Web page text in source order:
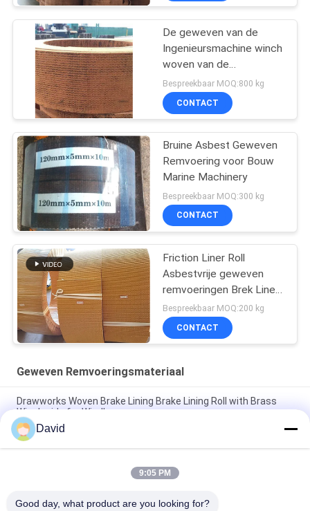
De geweven van de
Ingenieursmachine winch
woven van de
Broodjesvoering Band
van de de Remvoerings
Materiële Rem
Bespreekbaar MOQ:800 kg
CONTACT
Bruine Asbest Geweven
Remvoering voor Bouw
Marine Machinery
Bespreekbaar MOQ:300 kg
CONTACT
Friction Liner Roll
Asbestvrije geweven
remvoeringen Brek Liner
Roll Friction Roll
Bespreekbaar MOQ:200 kg
CONTACT
Geweven Remvoeringsmateriaal
Drawworks Woven Brake Lining Brake Lining Roll with Brass
Wire Inside for Windlass
Verankeringswiel Woven Brake Lining Automotive Brake Lining
Material met Messing
Gepersonaliseerd niet-asbestweefd remvoeringsmateriaal
David
9:05 PM
Good day, what product are you looking for?